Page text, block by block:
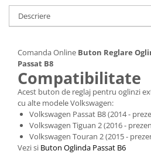
Descriere
Comanda Online Buton Reglare
Passat B8
Compatibilitate
Acest buton de reglaj pentru oglinzi
cu alte modele Volkswagen:
Volkswagen Passat B8 (2014 -
Volkswagen Tiguan 2 (2016 -
Volkswagen Touran 2 (2015 -
Vezi si Buton Oglinda Passat B6